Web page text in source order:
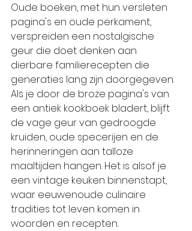
Oude boeken, met hun versleten
pagina's en oude perkament,
verspreiden een nostalgische
geur die doet denken aan
dierbare familierecepten die
generaties lang zijn doorgegeven.
Als je door de broze pagina's van
een antiek kookboek bladert, blijft
de vage geur van gedroogde
kruiden, oude specerijen en de
herinneringen aan talloze
maaltijden hangen. Het is alsof je
een vintage keuken binnenstapt,
waar eeuwenoude culinaire
tradities tot leven komen in
woorden en recepten.